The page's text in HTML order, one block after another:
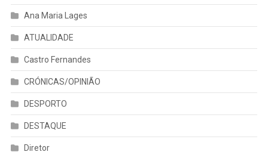
Ana Maria Lages
ATUALIDADE
Castro Fernandes
CRÓNICAS/OPINIÃO
DESPORTO
DESTAQUE
Diretor